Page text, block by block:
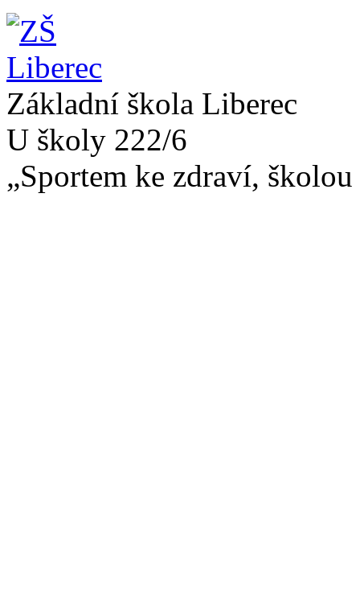
Základní škola Liberec
U školy 222/6
„Sportem ke zdraví,